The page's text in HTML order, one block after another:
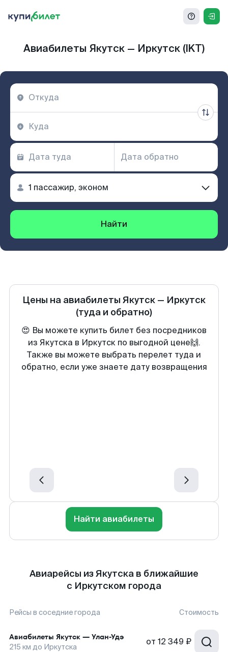
Авиабилеты Якутск — Иркутск (IKT)
Найти
Цены на авиабилеты Якутск — Иркутск
(туда и обратно)
😍 Вы можете купить билет без посредников
из Якутска в Иркутск по выгодной цене🙌.
Также вы можете выбрать перелет туда и
обратно, если уже знаете дату возвращения
Найти авиабилеты
Авиарейсы из Якутска в ближайшие
с Иркутском города
Рейсы в соседние города Стоимость
Авиабилеты Якутск — Улан-Удэ
215 км до Иркутска от 12 349 ₽